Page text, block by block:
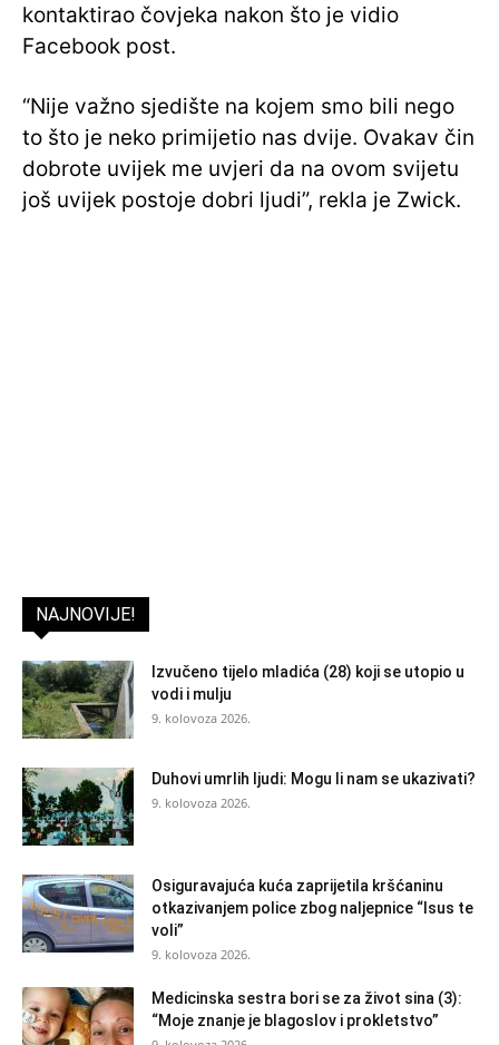
kontaktirao čovjeka nakon što je vidio
Facebook post.
“Nije važno sjedište na kojem smo bili nego
to što je neko primijetio nas dvije. Ovakav čin
dobrote uvijek me uvjeri da na ovom svijetu
još uvijek postoje dobri ljudi”, rekla je Zwick.
NAJNOVIJE!
Izvučeno tijelo mladića (28) koji se utopio u
vodi i mulju
9. kolovoza 2026.
Duhovi umrlih ljudi: Mogu li nam se ukazivati?
9. kolovoza 2026.
Osiguravajuća kuća zaprijetila kršćaninu
otkazivanjem police zbog naljepnice “Isus te
voli”
9. kolovoza 2026.
Medicinska sestra bori se za život sina (3):
“Moje znanje je blagoslov i prokletstvo”